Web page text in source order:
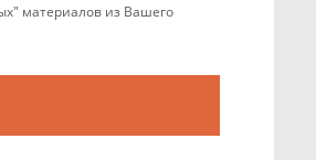
материалов из Вашего